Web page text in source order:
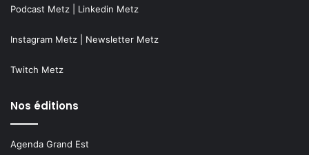
Podcast Metz Linkedin Metz
Instagram Metz Newsletter Metz
Twitch Metz
Nos éditions
Agenda Grand Est